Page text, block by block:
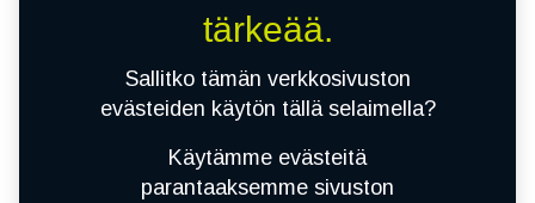
tärkeää.
Sallitko tämän verkkosivuston
evästeiden käytön tällä selaimella?
Käytämme evästeitä
parantaaksemme sivuston